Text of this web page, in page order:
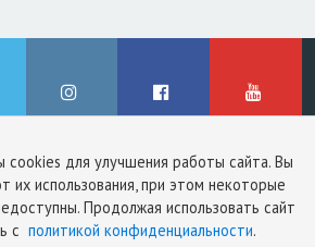
для улучшения работы сайта. Вы
их использования, при этом некоторые
Продолжая использовать сайт
с политикой конфиденциальности.
Instagram Facebook YouTube
© ClinicStyle, 2026
пользовательское соглашениеи
конфиденциальности.